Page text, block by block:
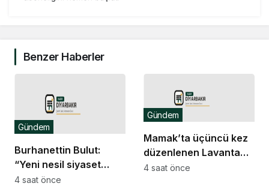
Benzer Haberler
Burhanettin Bulut:
“Yeni nesil siyaset
vatandaşın her zaman
Gündem
4 saat önce
Mamak’ta üçüncü kez
düzenlenen Lavanta
Şenliği renkli
Gündem
4 saat önce